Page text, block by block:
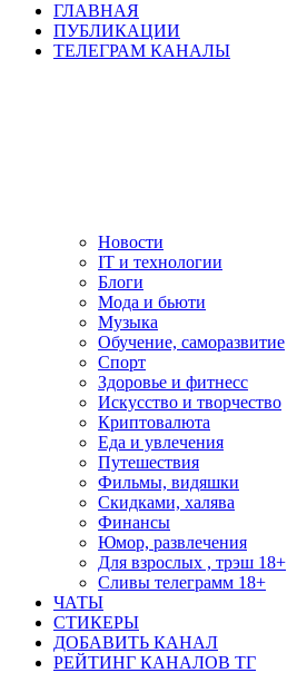
ГЛАВНАЯ
ПУБЛИКАЦИИ
ТЕЛЕГРАМ КАНАЛЫ
Новости
IT и технологии
Блоги
Мода и бьюти
Музыка
Обучение, саморазвитие
Спорт
Здоровье и фитнесс
Искусство и творчество
Криптовалюта
Еда и увлечения
Путешествия
Фильмы, видяшки
Скидками, халява
Финансы
Юмор, развлечения
Для взрослых , трэш 18+
Сливы телеграмм 18+
ЧАТЫ
СТИКЕРЫ
ДОБАВИТЬ КАНАЛ
РЕЙТИНГ КАНАЛОВ ТГ